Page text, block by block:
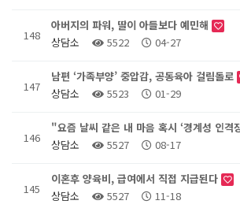
148
아버지의 파워, 딸이 아들보다 예민해
상담소
5522 04-27
147
남편 ‘가족부양’ 중압감, 공동육아 걸림돌로
상담소
5523 01-29
146
"요즘 날씨 같은 내 마음 혹시 ‘경계성 인격
상담소
5527 08-17
145
이혼후 양육비, 급여에서 직접 지급된다
상담소
5527 11-18